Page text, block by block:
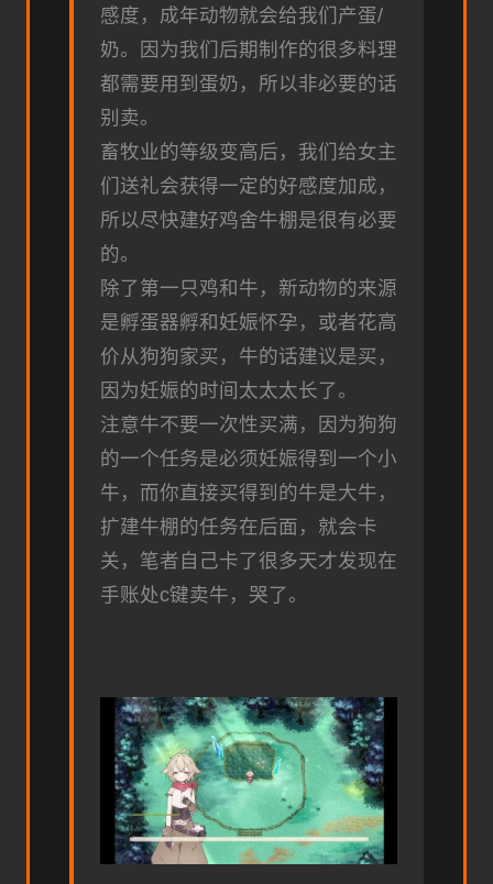
感度，成年动物就会给我们产蛋/
奶。因为我们后期制作的很多料理
都需要用到蛋奶，所以非必要的话
别卖。
畜牧业的等级变高后，我们给女主
们送礼会获得一定的好感度加成，
所以尽快建好鸡舍牛棚是很有必要
的。
除了第一只鸡和牛，新动物的来源
是孵蛋器孵和妊娠怀孕，或者花高
价从狗狗家买，牛的话建议是买，
因为妊娠的时间太太太长了。
注意牛不要一次性买满，因为狗狗
的一个任务是必须妊娠得到一个小
牛，而你直接买得到的牛是大牛，
扩建牛棚的任务在后面，就会卡
关，笔者自己卡了很多天才发现在
手账处c键卖牛，哭了。